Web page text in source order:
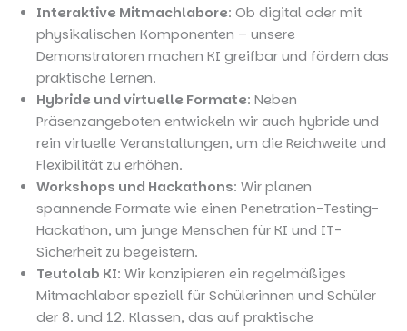
Interaktive Mitmachlabore: Ob digital oder mit
physikalischen Komponenten – unsere
Demonstratoren machen KI greifbar und fördern das
praktische Lernen.
Hybride und virtuelle Formate: Neben
Präsenzangeboten entwickeln wir auch hybride und
rein virtuelle Veranstaltungen, um die Reichweite und
Flexibilität zu erhöhen.
Workshops und Hackathons: Wir planen
spannende Formate wie einen Penetration-Testing-
Hackathon, um junge Menschen für KI und IT-
Sicherheit zu begeistern.
Teutolab KI: Wir konzipieren ein regelmäßiges
Mitmachlabor speziell für Schülerinnen und Schüler
der 8. und 12. Klassen, das auf praktische